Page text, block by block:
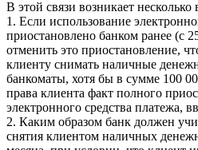
В этой связи возникает несколько
1. Если использование
приостановлено банком ранее (с
отменить это приостановление,
клиенту снимать наличные
банкоматы, хотя бы в сумме 100
права клиента факт полного
электронного средства платежа,
2. Каким образом банк должен
снятия клиентом наличных